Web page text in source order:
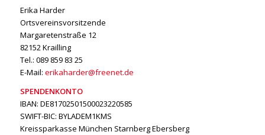
Erika Harder
Ortsvereinsvorsitzende
Margaretenstraße 12
82152 Krailling
Tel.: 089 859 83 25
E-Mail: erikaharder@freenet.de
SPENDENKONTO
IBAN: DE81702501500023220585
SWIFT-BIC: BYLADEM1KMS
Kreissparkasse München Starnberg Ebersberg